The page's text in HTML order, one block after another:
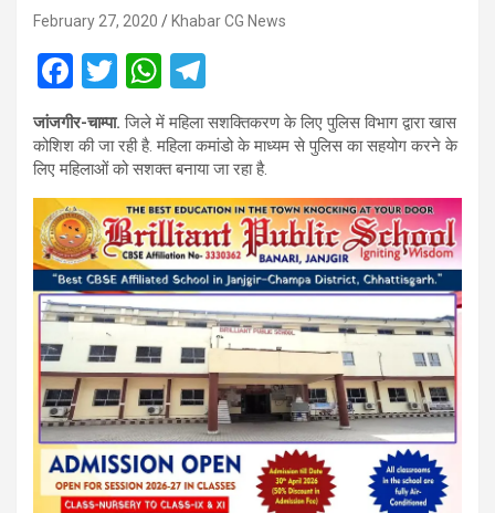
February 27, 2020 Khabar CG News
F
a
ce
b
o
o
k
T
wi
tt
er
W
h
at
s
A
p
p
el
e
gr
a
m
जांजगीर-चाम्पा. जिले में महिला सशक्तिकरण के लिए पुलिस विभाग द्वारा खास
कोशिश की जा रही है. महिला कमांडो के माध्यम से पुलिस का सहयोग करने के
लिए महिलाओं को सशक्त बनाया जा रहा है.